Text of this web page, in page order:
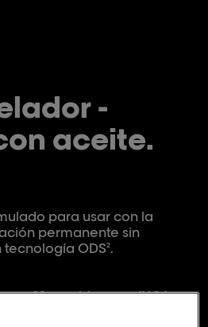
-
aceite.
para usar con la
permanente sin
ODS².
10 combina con INOA